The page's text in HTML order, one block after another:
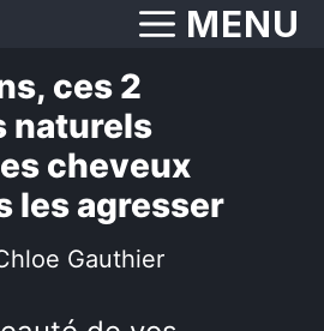
MENU
ces 2
naturels
cheveux
les agresser
Gauthier